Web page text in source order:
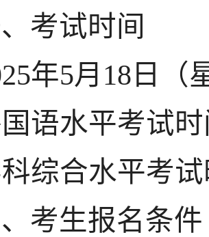
考试时间
年5月 18 日（
语水平考试
综合水平考
考生报名条件